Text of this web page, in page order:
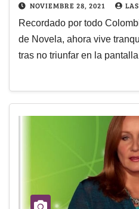
NOVIEMBRE 28, 2021
Recordado por todo
de Novela, ahora vive
tras no triunfar en la